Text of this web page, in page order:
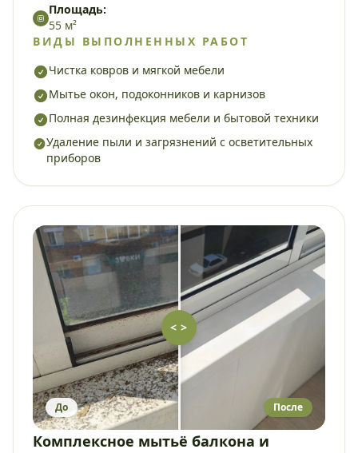
Площадь:
55 м²
ВИДЫ ВЫПОЛНЕННЫХ РАБОТ
Чистка ковров и мягкой мебели
Мытье окон, подоконников и карнизов
Полная дезинфекция мебели и бытовой техники
Удаление пыли и загрязнений с осветительных
приборов
< >
До После
Комплексное мытьё балкона и